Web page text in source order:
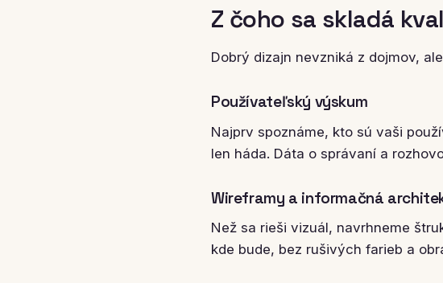
Z čoho sa skladá
Dobrý dizajn nevzniká z dojmov,
Používateľský výskum
Najprv spoznáme, kto sú vaši
len háda. Dáta o správaní a
Wireframy a informačná
Než sa rieši vizuál, navrhneme
kde bude, bez rušivých farieb a